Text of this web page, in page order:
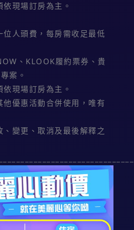
現場訂房為主。
人頭費，每房需收足最低
、KLOOK履約票券、貴
案。
現場訂房為主。
優惠活動合併使用，唯有
變更、取消及最後解釋之